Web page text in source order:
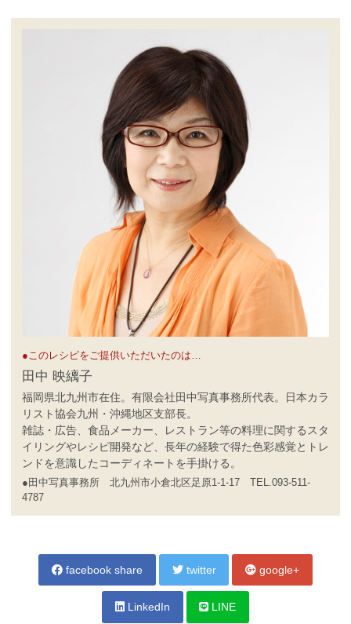
●このレシピをご提供いただいたのは…
田中 映縭子
福岡県北九州市在住。有限会社田中写真事務所代表。日本カラ
リスト協会九州・沖縄地区支部長。
雑誌・広告、食品メーカー、レストラン等の料理に関するスタ
イリングやレシピ開発など、長年の経験で得た色彩感覚とトレ
ンドを意識したコーディネートを手掛ける。
●田中写真事務所 北九州市小倉北区足原1-1-17 TEL.093-511-
4787
facebook share twitter google+
LinkedIn LINE